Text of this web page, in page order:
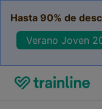
Hasta 90% de
Verano Joven